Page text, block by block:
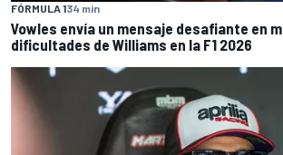
FÓRMULA 134 min
Vowles envía un mensaje desafiante en
dificultades de Williams en la F1 2026